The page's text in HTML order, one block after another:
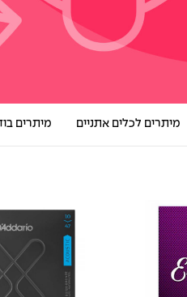
מיתרים לכלים אתניים מיתרים